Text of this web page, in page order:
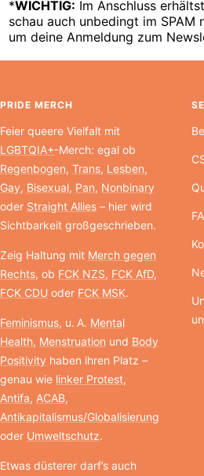
*WICHTIG: Im Anschluss
schau auch unbedingt im SPAM
um deine Anmeldung zum
PRIDE MERCH
Feier queere Vielfalt mit
LGBTQIA+-Merch: egal ob
Regenbogen, Trans, Lesben,
Gay, Bisexual, Pan, Nonbinary
oder Straight Allies – hier wird
Sichtbarkeit großgeschrieben.
Zeig Haltung mit Merch gegen
Rechts, ob FCK NZS, FCK AfD,
FCK CDU oder FCK MSK.
Feminismus, u. A. Mental
Health, Menstruation und Body
Positivity haben ihren Platz –
genau wie linker Protest,
Antifa, ACAB,
Antikapitalismus/Globalisierung
oder Umweltschutz.
Etwas düsterer darf’s auch